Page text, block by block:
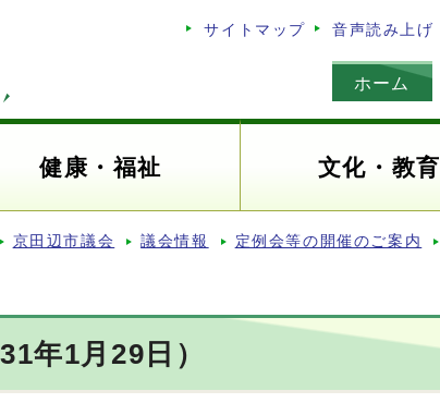
サイトマップ 音声読み上げ
ホーム
健康・福祉 文化・教育
京田辺市議会 議会情報 定例会等の開催のご案内
年1月29日）